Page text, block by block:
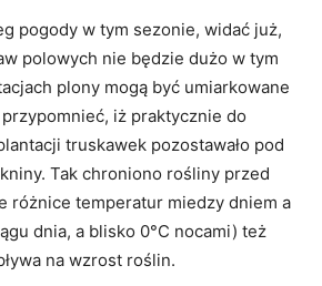
pogody w tym sezonie, widać już,
polowych nie będzie dużo w tym
plony mogą być umiarkowane
iż praktycznie do
truskawek pozostawało pod
Tak chroniono rośliny przed
różnice temperatur miedzy dniem a
dnia, a blisko 0°C nocami) też
na wzrost roślin.